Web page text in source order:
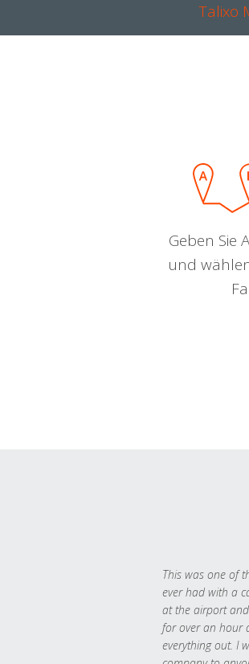
Talixo
Geben Sie
und
This was one of
ever had with a
at the airport
for over an hour
everything out. I